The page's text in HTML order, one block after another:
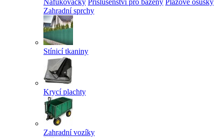
Nafukovačky Příslušenství pro bazény Plážové osušky
Zahradní sprchy
Stínicí tkaniny
Krycí plachty
Zahradní vozíky